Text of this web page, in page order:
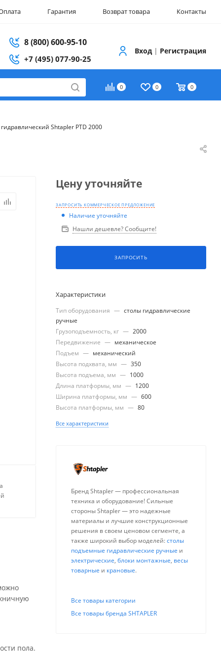
Гарантия Возврат товара Контакты
8 (800) 600-95-10
+7 (495) 077-90-25
Вход | Регистрация
0 0 0
Shtapler PTD 2000
пола.
Цену уточняйте
ЗАПРОСИТЬ КОММЕРЧЕСКОЕ ПРЕДЛОЖЕНИЕ
Наличие уточняйте
Нашли дешевле? Сообщите!
ЗАПРОСИТЬ
Характеристики
Тип оборудования — столы гидравлические
ручные
Грузоподъемность, кг — 2000
Передвижение — механическое
Подъем — механический
Высота подхвата, мм — 350
Высота подъема, мм — 1000
Длина платформы, мм — 1200
Ширина платформы, мм — 600
Высота платформы, мм — 80
Все характеристики
Бренд Shtapler — профессиональная
техника и оборудование! Сильные
стороны Shtapler — это надежные
материалы и лучшие конструкционные
решения в своем ценовом сегменте, а
также широкий выбор моделей:столы
подъемные гидравлические ручные и
электрические, блоки монтажные, весы
товарные и крановые.
Все товары категории
Все товары бренда SHTAPLER